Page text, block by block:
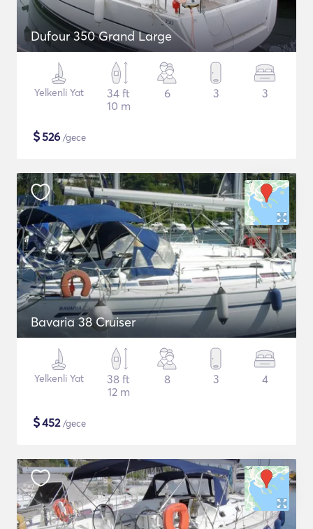
Dufour 350 Grand Large
Yelkenli Yat
34 ft
10 m
6 3 3
$526 /gece
Bavaria 38 Cruiser
Yelkenli Yat
38 ft
12 m
8 3 4
$452/gece